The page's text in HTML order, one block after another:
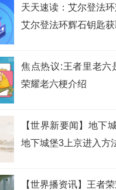
天天速读：艾尔登法
艾尔登法环辉石钥匙
焦点热议:王者里老六
荣耀老六梗介绍
【世界新要闻】地下
地下城堡3上京进入方
【世界播资讯】王者